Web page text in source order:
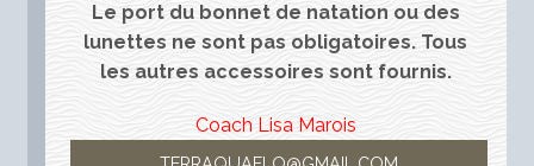
Le port du bonnet de natation ou des
lunettes ne sont pas obligatoires. Tous
les autres accessoires sont fournis.
Coach Lisa Marois